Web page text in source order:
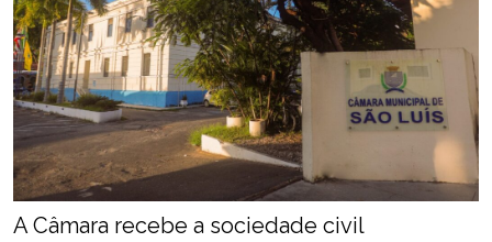
A Câmara recebe a sociedade civil